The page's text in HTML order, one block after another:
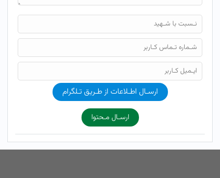
ارسـال اطـلاعات از طـریق تـلگرام
ارسـال مـحتوا